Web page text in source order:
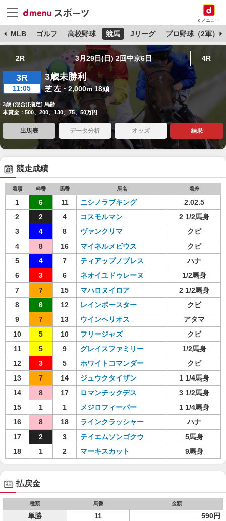
dメニュー
MLB ゴルフ 高校野球 競馬 Jリーグ プロ野球（2軍）
2R 3月29日(日) 2回中京6日 4R
3R
11:05
3歳未勝利
芝 左・2,000m 18頭
3歳 (混合)[指定] 馬齢
本賞金：500、200、130、75、50万円
出馬表 データ分析 オッズ 結果
競走成績
着順 枠番 馬番 馬名 着差
1 6 11 ニシノラブキング
2.02.5
2
2 4 コスモルマン
2 1/2馬身
3
4 8 ヴァンクリマ
クビ
4
8 16 マイネルメビウス
クビ
5
4 7 ティアップノブレス
ハナ
6
3 6 ネオイユドゥレーヌ
1/2馬身
7
7 15 マハロヌイロア
2 1/2馬身
8
6 12 レインボースター
クビ
9
7 13 ウインヘリオス
アタマ
10
5 10 フリージャズ
クビ
11
5 9 グレイスファミリー
1/2馬身
12
3 5 ホワイトコマンダー
クビ
13
7 14 ジュウクタイザン
1 1/4馬身
14
8 17 ロマンチックデス
3 1/2馬身
15
1 1 メジロフィーバー
1 1/4馬身
16
8 18 ラインクラッシャー
ハナ
17
2 3 テイエムソンゴクウ
5馬身
18
1 2 マーキスカット 9馬身
払戻金
種類 馬番 金額
単勝 11 590円